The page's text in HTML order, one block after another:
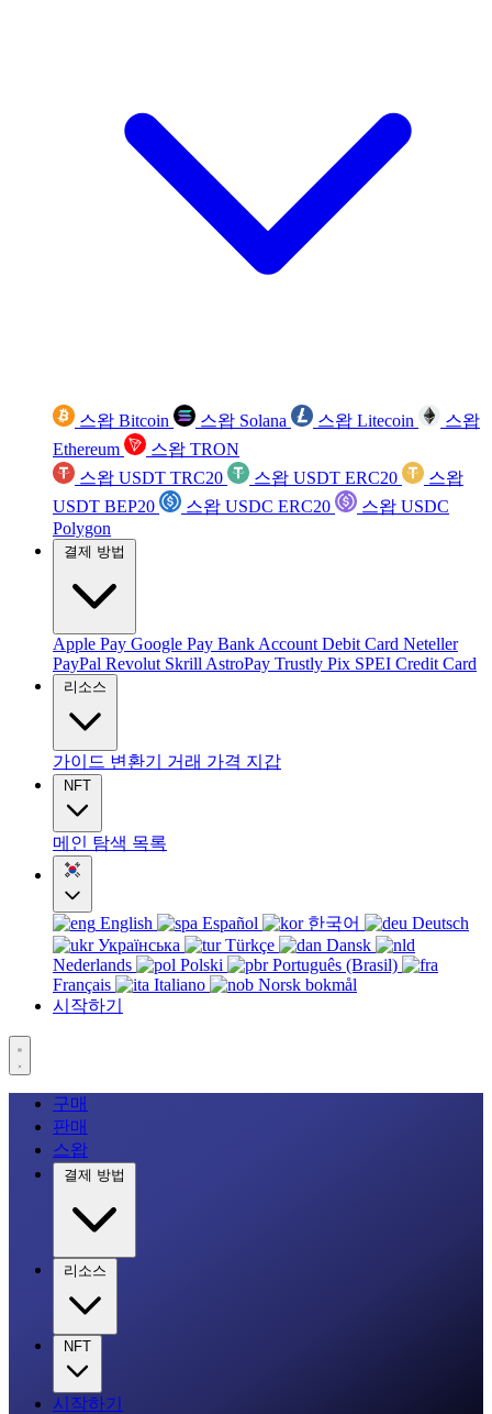
스왑 Bitcoin 스왑 Solana 스왑 Litecoin
스왑
Ethereum
스왑 TRON
스왑 USDT TRC20
스왑 USDT ERC20
스왑
USDT BEP20
스왑 USDC ERC20
스왑 USDC
Polygon
결제 방법
Apple Pay Google Pay Bank Account Debit Card Neteller
PayPal Revolut Skrill AstroPay Trustly Pix SPEI Credit Card
리소스
가이드 변환기 거래 가격 지갑
NFT
메인 탐색 목록
English Español 한국어
Deutsch
Українська
Türkçe
Dansk
Nederlands
Polski
Português (Brasil)
Français
Italiano
Norsk bokmål
시작하기
구매
판매
스왑
결제 방법
리소스
NFT
시작하기